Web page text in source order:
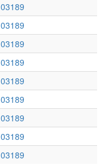
03189
03189
03189
03189
03189
03189
03189
03189
03189